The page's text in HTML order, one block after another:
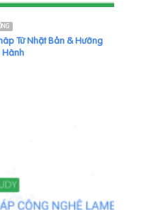
Từ Nhật Bản & Hướng